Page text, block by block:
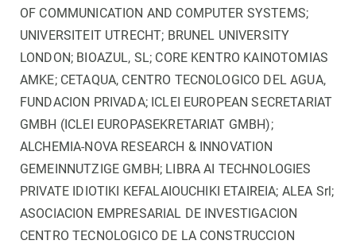
OF COMMUNICATION AND COMPUTER SYSTEMS;
UNIVERSITEIT UTRECHT; BRUNEL UNIVERSITY
LONDON; BIOAZUL, SL; CORE KENTRO KAINOTOMIAS
AMKE; CETAQUA, CENTRO TECNOLOGICO DEL AGUA,
FUNDACION PRIVADA; ICLEI EUROPEAN SECRETARIAT
GMBH (ICLEI EUROPASEKRETARIAT GMBH);
ALCHEMIA-NOVA RESEARCH & INNOVATION
GEMEINNUTZIGE GMBH; LIBRA AI TECHNOLOGIES
PRIVATE IDIOTIKI KEFALAIOUCHIKI ETAIREIA; ALEA Srl;
ASOCIACION EMPRESARIAL DE INVESTIGACION
CENTRO TECNOLOGICO DE LA CONSTRUCCION